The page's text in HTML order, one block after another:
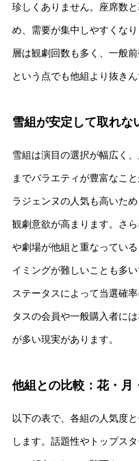
珍しくありません。座席数
め、需要が集中しやすくな
層は観劇回数も多く、一般
という点でも他組より抜き
雪組が安定して取れな
雪組は演目の選択が幅広く
までバラエティが豊富なこ
ラジェンヌの人気も高いた
観劇意欲が高まります。さ
や劇場が他組と重なってい
イミングが難しいことも多
ステータスによって当選確
タスの会員や一般購入者に
が多い現実があります。
他組との比較：花・月
以下の表で、各組の人気度
します。話題性やトップス